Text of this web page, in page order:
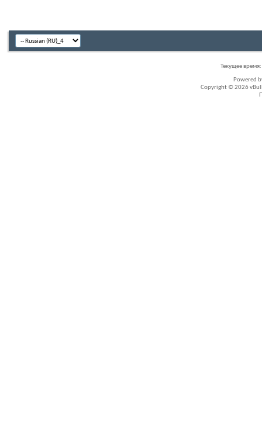
Текущее время:
Powered
Copyright © 2026